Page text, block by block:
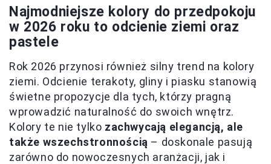
Najmodniejsze kolory do przedpokoju
w 2026 roku to odcienie ziemi oraz
pastele
Rok 2026 przynosi również silny trend na kolory
ziemi. Odcienie terakoty, gliny i piasku stanowią
świetne propozycje dla tych, którzy pragną
wprowadzić naturalność do swoich wnętrz.
Kolory te nie tylko zachwycają elegancją, ale
także wszechstronnością – doskonale pasują
zarówno do nowoczesnych aranżacji, jak i